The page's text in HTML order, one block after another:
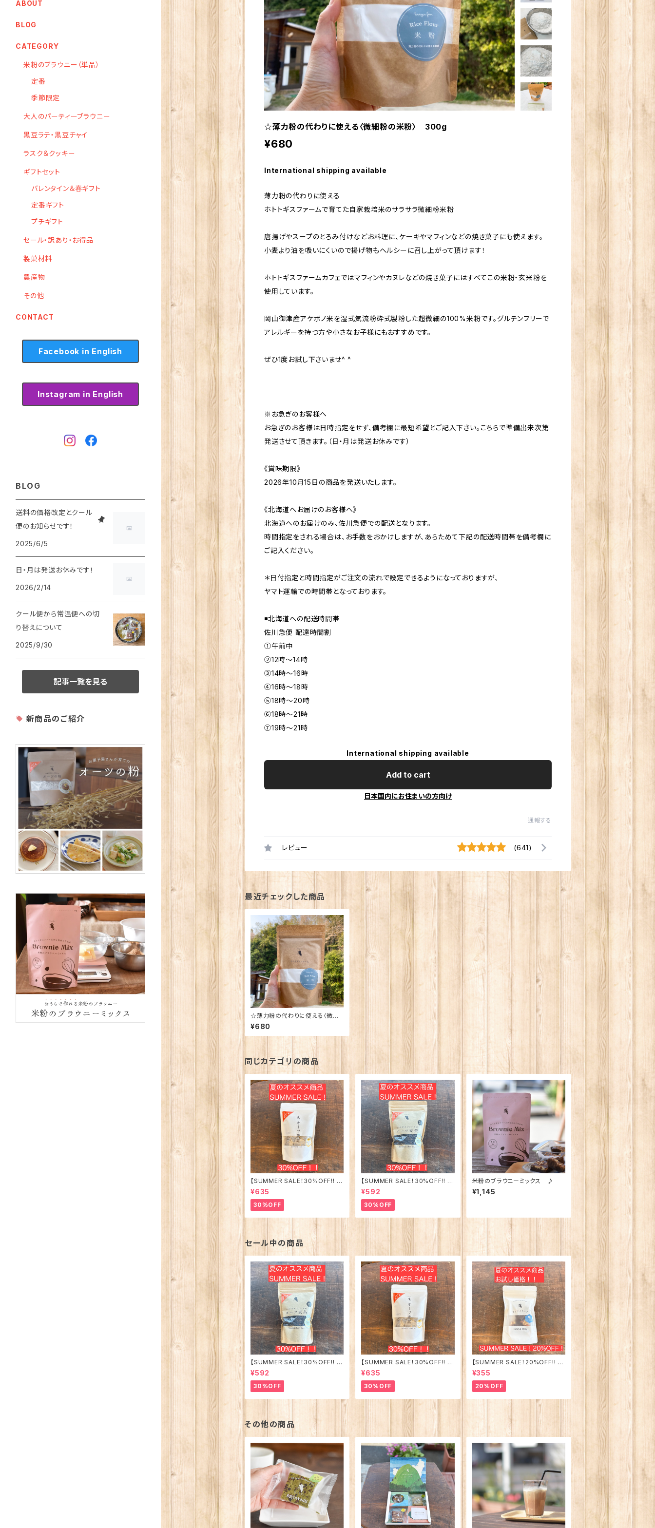
☆薄力粉の代わりに使える〈微細粉の米粉〉 300g
¥680
International shipping available
薄力粉の代わりに使える
ホトトギスファームで育てた自家栽培米のサラサラ微細粉米粉
唐揚げやスープのとろみ付けなどお料理に、ケーキやマフィンなどの焼き菓子にも使えます。
小麦より油を吸いにくいので揚げ物もヘルシーに召し上がって頂けます！
ホトトギスファームカフェではマフィンやカヌレなどの焼き菓子にはすべてこの米粉・玄米粉を
使用しています。
岡山御津産アケボノ米を湿式気流粉砕式製粉した超微細の100%米粉です。グルテンフリーで
アレルギーを持つ方や小さなお子様にもおすすめです。
ぜひ1度お試し下さいませ^ ^
※お急ぎのお客様へ
お急ぎのお客様は日時指定をせず、備考欄に最短希望とご記入下さい。こちらで準備出来次第
発送させて頂きます。（日・月は発送お休みです）
《賞味期限》
2026年10月15日の商品を発送いたします。
《北海道へお届けのお客様へ》
北海道へのお届けのみ、佐川急便での配送となります。
時間指定をされる場合は、お手数をおかけしますが、あらためて下記の配送時間帯を備考欄に
ご記入ください。
＊日付指定と時間指定がご注文の流れで設定できるようになっておりますが、
ヤマト運輸での時間帯となっております。
◾️北海道への配送時間帯
佐川急便 配達時間割
①午前中
②12時〜14時
③14時〜16時
④16時〜18時
⑤18時〜20時
⑥18時～21時
⑦19時～21時
International shipping available
Add to cart
日本国内にお住まいの方向け
通報する
レビュー (641)
最近チェックした商品
☆薄力粉の代わりに使える〈微細
粉の米粉〉 300g
¥680
同じカテゴリの商品
【SUMMER SALE！30%OFF!! 】
ホトトギスファームのオーツ麦茶☆
便利なティーバッグタイプ
¥635
30%OFF
【SUMMER SALE！30%OFF!! 】
ホトトギスファームのオーツ麦茶☆
丸粒タイプ
¥592
30%OFF
米粉のブラウニーミックス ♪
¥1,145
セール中の商品
【SUMMER SALE！30%OFF!! 】
ホトトギスファームのオーツ麦茶☆
丸粒タイプ
¥592
30%OFF
【SUMMER SALE！30%OFF!! 】
ホトトギスファームのオーツ麦茶☆
便利なティーバッグタイプ
¥635
30%OFF
【SUMMER SALE！20%OFF!! 】
季節限定！サクサクラスク 塩カカ
オ（アーモンド&くるみ）
¥355
20%OFF
その他の商品
ABOUT
BLOG
CATEGORY
米粉のブラウニー（単品）
定番
季節限定
大人のパーティーブラウニー
黒豆ラテ・黒豆チャイ
ラスク＆クッキー
ギフトセット
バレンタイン＆春ギフト
定番ギフト
プチギフト
セール・訳あり・お得品
製菓材料
農産物
その他
CONTACT
Facebook in English
Instagram in English
BLOG
送料の価格改定とクール
便のお知らせです！
2025/6/5
日・月は発送お休みです！
2026/2/14
クール便から常温便への切
り替えについて
2025/9/30
記事一覧を見る
新商品のご紹介